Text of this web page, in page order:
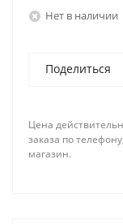
Нет в наличии
Поделиться
Цена
заказа по
магазин.